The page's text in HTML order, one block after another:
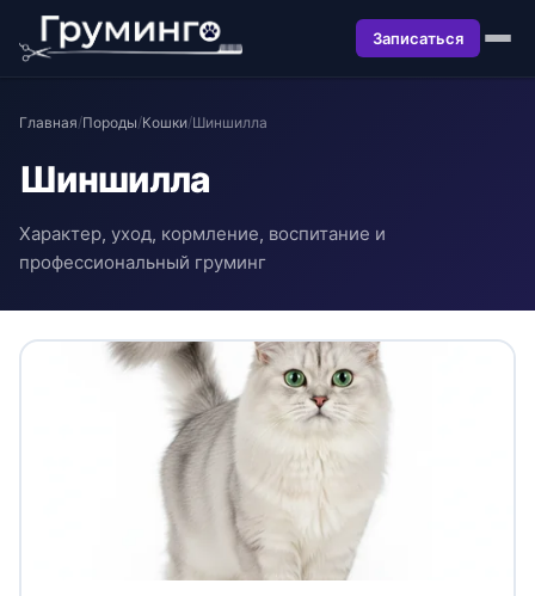
Записаться
Главная/Породы/Кошки/Шиншилла
Шиншилла
Характер, уход, кормление, воспитание и
профессиональный груминг